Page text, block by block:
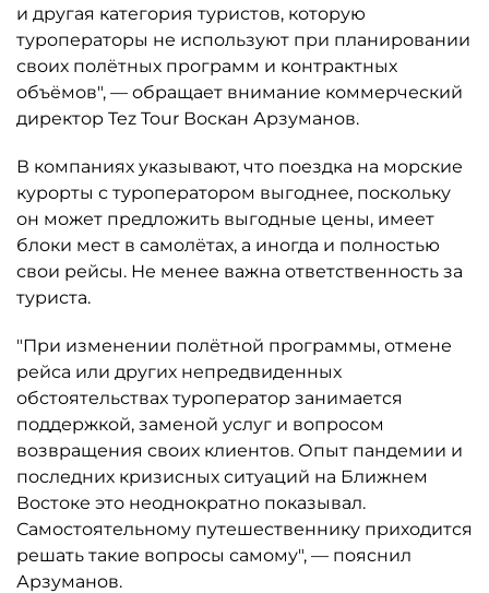
и другая категория туристов, которую
туроператоры не используют при планировании
своих полётных программ и контрактных
объёмов", — обращает внимание коммерческий
директор Tez Tour Воскан Арзуманов.
В компаниях указывают, что поездка на морские
курорты с туроператором выгоднее, поскольку
он может предложить выгодные цены, имеет
блоки мест в самолётах, а иногда и полностью
свои рейсы. Не менее важна ответственность за
туриста.
"При изменении полётной программы, отмене
рейса или других непредвиденных
обстоятельствах туроператор занимается
поддержкой, заменой услуг и вопросом
возвращения своих клиентов. Опыт пандемии и
последних кризисных ситуаций на Ближнем
Востоке это неоднократно показывал.
Самостоятельному путешественнику приходится
решать такие вопросы самому", — пояснил
Арзуманов.